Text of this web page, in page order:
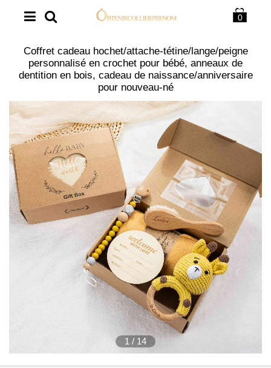
0
Coffret cadeau hochet/attache-tétine/lange/peigne
personnalisé en crochet pour bébé, anneaux de
dentition en bois, cadeau de naissance/anniversaire
pour nouveau-né
1 / 14